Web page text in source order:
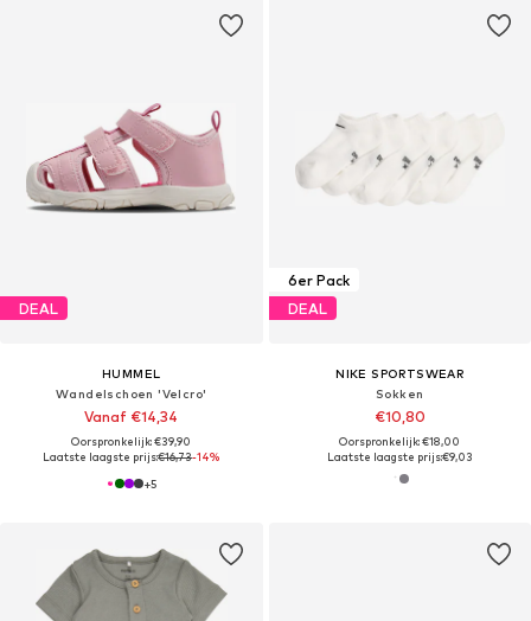
DEAL
HUMMEL
Wandelschoen 'Velcro'
Vanaf €14,34
Oorspronkelijk: €39,90
Laatste laagste prijs:€16,73-14%
+5
6er Pack
DEAL
NIKE SPORTSWEAR
Sokken
€10,80
Oorspronkelijk: €18,00
Laatste laagste prijs:€9,03